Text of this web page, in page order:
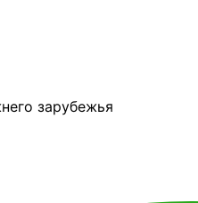
зарубежья